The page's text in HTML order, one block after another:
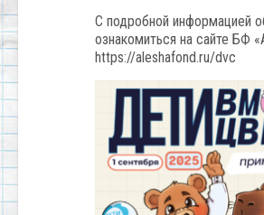
С подробной информацией
ознакомиться на сайте БФ
https://aleshafond.ru/dvc